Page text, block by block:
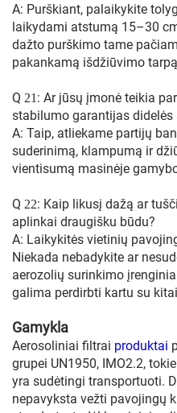
A: Purškiant, palaikykite
laikydami atstumą 15–30
dažto purškimo tame
pakankamą išdžiūvimo
Q 21 : Ar jūsų įmonė teikia
stabilumo garantijas
A: Taip, atliekame partijų
suderinimą, klampumą ir
vientisumą masinėje
Q 22: Kaip likusį dažą ar
aplinkai draugišku būdu?
A: Laikykitės vietinių
Niekada nebadykite ar
aerozolių surinkimo
galima perdirbti kartu su
Gamykla
Aerosoliniai filtrai produktai
grupei UN1950, IMO2.2,
yra sudėtingi transportuoti.
nepavyksta vežti pavojingų